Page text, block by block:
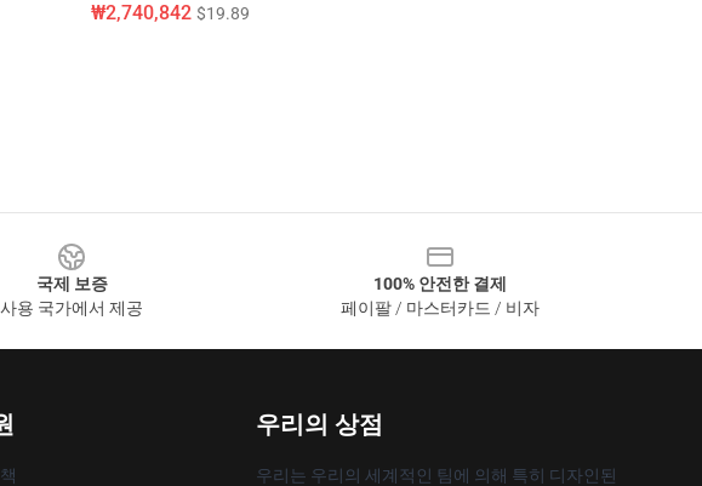
₩2,740,842 $19.89
국제 보증
사용 국가에서 제공
100% 안전한 결제
페이팔 / 마스터카드 / 비자
우리의 상점
우리는 우리의 세계적인 팀에 의해 특히 디자인된